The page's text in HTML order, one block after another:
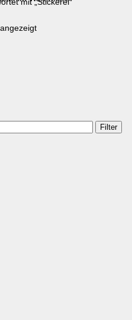
mit „Stickerei“
Nach
Filter